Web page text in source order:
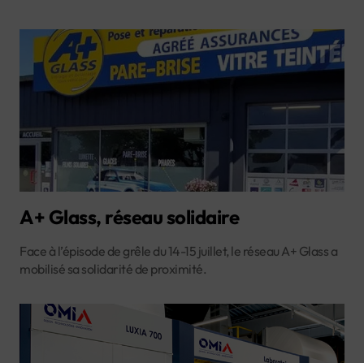
A+ Glass, réseau solidaire
Face à l’épisode de grêle du 14-15 juillet, le réseau A+ Glass a
mobilisé sa solidarité de proximité.